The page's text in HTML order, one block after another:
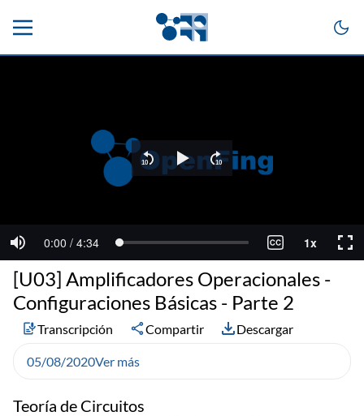
Teoría de Circuitos
[U03] Amplificadores Operacionales -
Configuraciones Básicas - Parte 2
Transcripción Compartir Descargar
05/08/2020Ver más